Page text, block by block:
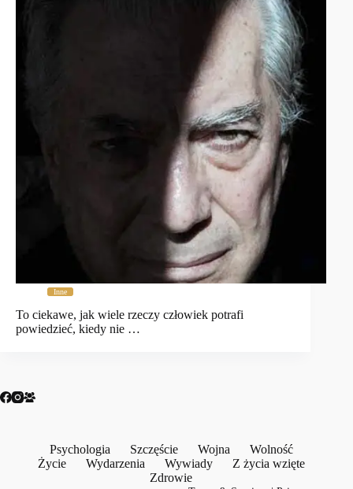
Inne
To ciekawe, jak wiele rzeczy człowiek potrafi
powiedzieć, kiedy nie …
Psychologia Szczęście Wojna
Wolność
Życie
Wydarzenia Wywiady
Z życia wzięte
Zdrowie